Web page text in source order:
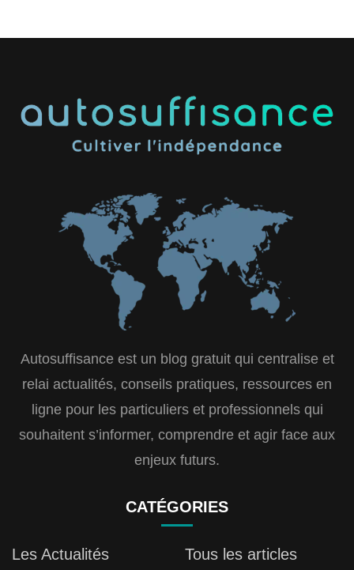
Autosuffisance est un blog gratuit qui centralise et
relai actualités, conseils pratiques, ressources en
ligne pour les particuliers et professionnels qui
souhaitent s’informer, comprendre et agir face aux
enjeux futurs.
CATÉGORIES
Les Actualités
Tous les articles